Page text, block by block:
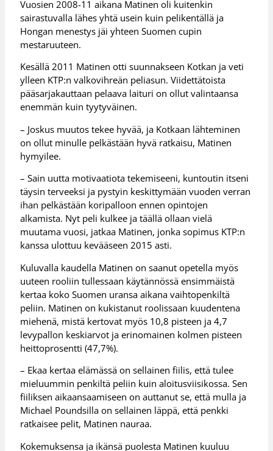
Vuosien 2008-11 aikana Matinen oli kuitenkin
sairastuvalla lähes yhtä usein kuin pelikentällä ja
Hongan menestys jäi yhteen Suomen cupin
mestaruuteen.
Kesällä 2011 Matinen otti suunnakseen Kotkan ja veti
ylleen KTP:n valkovihreän peliasun. Viidettätoista
pääsarjakauttaan pelaava laituri on ollut valintaansa
enemmän kuin tyytyväinen.
– Joskus muutos tekee hyvää, ja Kotkaan lähteminen
on ollut minulle pelkästään hyvä ratkaisu, Matinen
hymyilee.
– Sain uutta motivaatiota tekemiseeni, kuntoutin itseni
täysin terveeksi ja pystyin keskittymään vuoden verran
ihan pelkästään koripalloon ennen opintojen
alkamista. Nyt peli kulkee ja täällä ollaan vielä
muutama vuosi, jatkaa Matinen, jonka sopimus KTP:n
kanssa ulottuu kevääseen 2015 asti.
Kuluvalla kaudella Matinen on saanut opetella myös
uuteen rooliin tullessaan käytännössä ensimmäistä
kertaa koko Suomen uransa aikana vaihtopenkiltä
peliin. Matinen on kukistanut roolissaan kuudentena
miehenä, mistä kertovat myös 10,8 pisteen ja 4,7
levypallon keskiarvot ja erinomainen kolmen pisteen
heittoprosentti (47,7%).
– Ekaa kertaa elämässä on sellainen fiilis, että tulee
mieluummin penkiltä peliin kuin aloitusviisikossa. Sen
fiiliksen aikaansaamiseen on auttanut se, että mulla ja
Michael Poundsilla on sellainen läppä, että penkki
ratkaisee pelit, Matinen nauraa.
Kokemuksensa ja ikänsä puolesta Matinen kuuluu